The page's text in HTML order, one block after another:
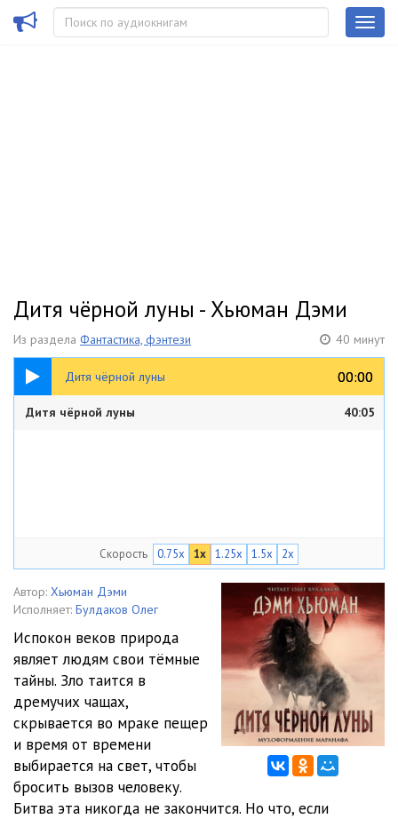
Дитя чёрной луны - Хьюман Дэми
Из раздела Фантастика, фэнтези 40 минут
Дитя чёрной луны 00:00
00:00
40:05
Дитя чёрной луны 40:05
Скорость 0.75x 1x 1.25x 1.5x 2x
Автор: Хьюман Дэми
Исполняет: Булдаков Олег
Испокон веков природа
являет людям свои тёмные
тайны. Зло таится в
дремучих чащах,
скрывается во мраке пещер
и время от времени
выбирается на свет, чтобы
бросить вызов человеку.
Битва эта никогда не закончится. Но что, если